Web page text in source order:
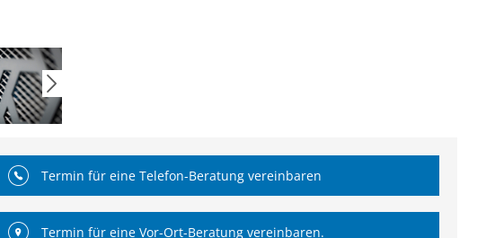
Termin für eine Telefon-Beratung vereinbaren
Termin für eine Vor-Ort-Beratung vereinbaren.